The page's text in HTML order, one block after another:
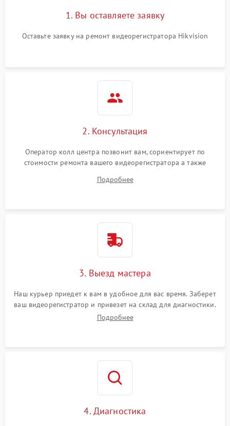
1. Вы оставляете заявку
Оставьте заявку на ремонт видеорегистратора Hikvision
2. Консультация
Оператор колл центра позвонит вам, сориентирует по
стоимости ремонта вашего видеорегистратора а также
Подробнее
3. Выезд мастера
Наш курьер приедет к вам в удобное для вас время. Заберет
ваш видеорегистратор и привезет на склад для диагностики.
Подробнее
4. Диагностика